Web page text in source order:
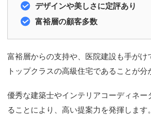
デザインや美しさに定評あり
富裕層の顧客多数
富裕層からの支持や、医院建設も手がけ
トップクラスの高級住宅であることが分
優秀な建築士やインテリアコーディネー
ることにより、高い提案力を発揮します。